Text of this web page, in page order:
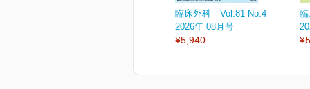
臨床外科 Vol.81 No.4
2026年 08月号
¥5,940